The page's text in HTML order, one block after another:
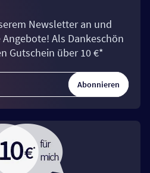
Newsletter an und
Als Dankeschön
Gutschein über 10 €*
Abonnieren